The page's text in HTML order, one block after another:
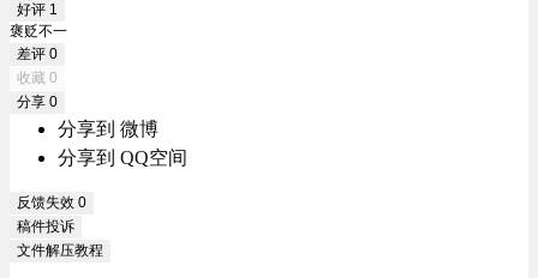
好评 1
褒贬不一
差评 0
收藏 0
分享 0
分享到 微博
分享到 QQ空间
反馈失效 0
稿件投诉
文件解压教程